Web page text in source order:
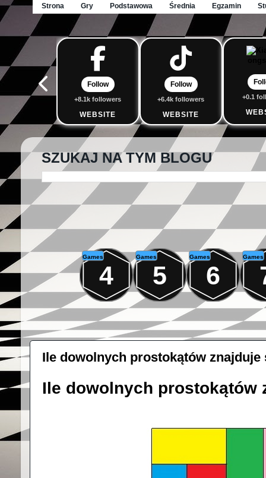
Strona Gry Podstawowa Średnia Egzamin
Follow
+8.1k followers
WEBSITE
Follow
+6.4k followers
WEBSITE
+0.1
SZUKAJ NA TYM BLOGU
Games
4
Games
5
Games
6
Games
Ile dowolnych prostokątów znajduje
Ile dowolnych prostokątów